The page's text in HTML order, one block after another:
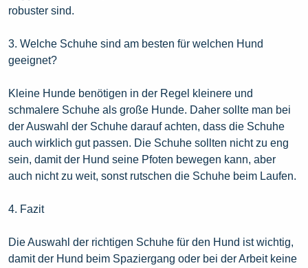
robuster sind.
3. Welche Schuhe sind am besten für welchen Hund
geeignet?
Kleine Hunde benötigen in der Regel kleinere und
schmalere Schuhe als große Hunde. Daher sollte man bei
der Auswahl der Schuhe darauf achten, dass die Schuhe
auch wirklich gut passen. Die Schuhe sollten nicht zu eng
sein, damit der Hund seine Pfoten bewegen kann, aber
auch nicht zu weit, sonst rutschen die Schuhe beim Laufen.
4. Fazit
Die Auswahl der richtigen Schuhe für den Hund ist wichtig,
damit der Hund beim Spaziergang oder bei der Arbeit keine